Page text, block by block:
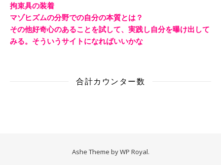
拘束具の装着
マゾヒズムの分野での自分の本質とは？
その他好奇心のあることを試して、実践し自分を曝け出して
みる。そういうサイトになればいいかな
合計カウンター数
Ashe Theme byWP Royal.